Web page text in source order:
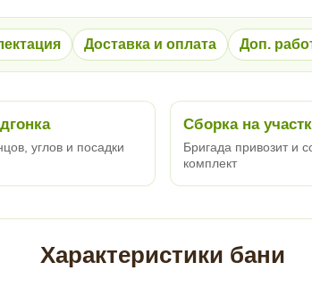
Доставка и оплата Доп.
углов и посадки
Сборка на
Бригада привозит и
комплект
Характеристики бани